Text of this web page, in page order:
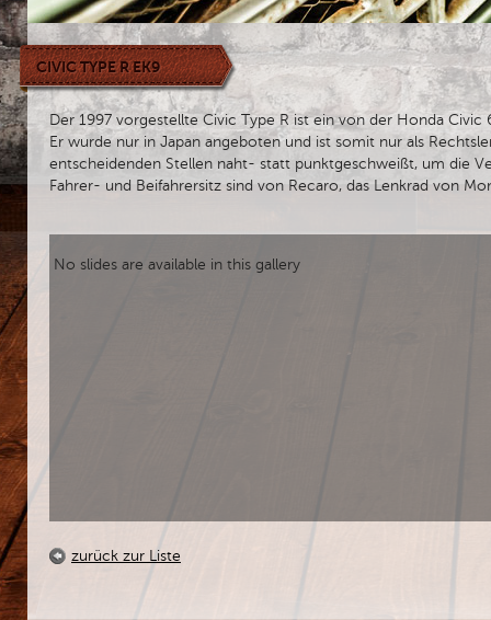
CIVIC TYPE R EK9
Der 1997 vorgestellte Civic Type R ist ein von der Honda
Er wurde nur in Japan angeboten und ist somit nur als
entscheidenden Stellen naht- statt punktgeschweißt, um die
Fahrer- und Beifahrersitz sind von Recaro, das Lenkrad von
No slides are available in this gallery
zurück zur Liste